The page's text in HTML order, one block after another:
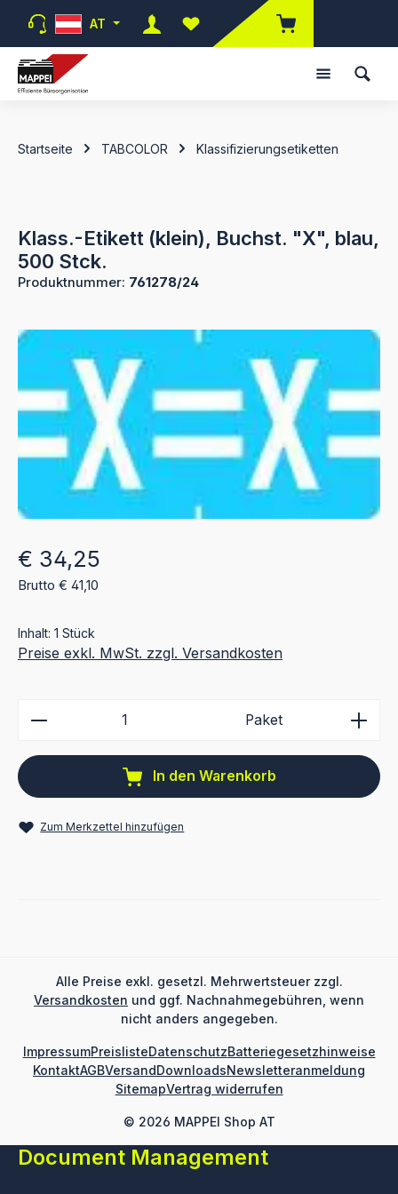
Zum Hauptinhalt springen
AT
Du hast 0 Produkte auf dem
Startseite TABCOLOR Klassifizierungsetiketten
Klass.-Etikett (klein), Buchst. "X", blau,
500 Stck.
Produktnummer: 761278/24
Bildergalerie überspringen
Regulärer Preis:
€ 34,25
Brutto € 41,10
Inhalt: 1 Stück
Preise exkl. MwSt. zzgl. Versandkosten
Produkt Anzahl: Gib den gewünschten Wert ein
Paket
In den Warenkorb
Zum Merkzettel hinzufügen
Alle Preise exkl. gesetzl. Mehrwertsteuer zzgl.
Versandkosten und ggf. Nachnahmegebühren, wenn
nicht anders angegeben.
© 2026 MAPPEI Shop AT
ImpressumPreislisteDatenschutzBatteriegesetzhinweise
KontaktAGBVersandDownloadsNewsletteranmeldung
SitemapVertrag widerrufen
Document Management